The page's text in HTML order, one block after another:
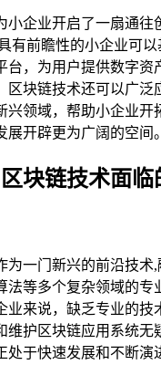
小企业开启了一扇通往
有前瞻性的小企业可
台，为用户提供数字资
区块链技术还可以广泛
兴领域，帮助小企业开
开辟更为广阔的空间。
块链技术面临
为一门新兴的前沿技术,
法等多个复杂领域的专
业来说，缺乏专业的技
维护区块链应用系统无
处于快速发展和不断演